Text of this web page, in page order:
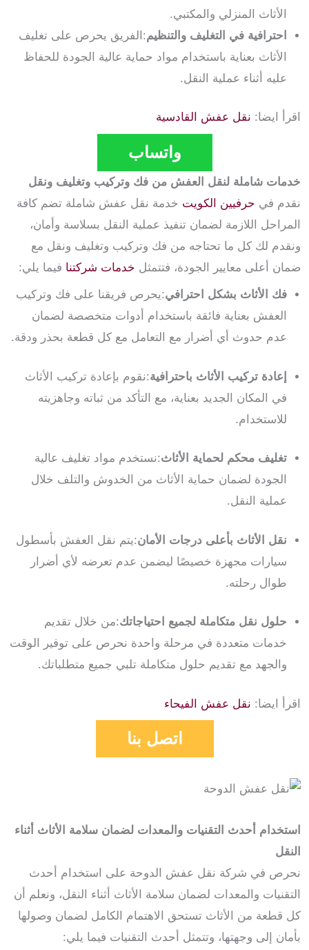
الأثاث المنزلي والمكتبي.
احترافية في التغليف والتنظيم:الفريق يحرص على تغليف
الأثاث بعناية باستخدام مواد حماية عالية الجودة للحفاظ
عليه أثناء عملية النقل.
اقرأ ايضا: نقل عفش القادسية
واتساب
خدمات شاملة لنقل العفش من فك وتركيب وتغليف ونقل
نقدم في حرفيين الكويت خدمة نقل عفش شاملة تضم كافة
المراحل اللازمة لضمان تنفيذ عملية النقل بسلاسة وأمان،
ونقدم لك كل ما تحتاجه من فك وتركيب وتغليف ونقل مع
ضمان أعلى معايير الجودة، فتتمثل خدمات شركتنا فيما يلي:
فك الأثاث بشكل احترافي:يحرص فريقنا على فك وتركيب
العفش بعناية فائقة باستخدام أدوات متخصصة لضمان
عدم حدوث أي أضرار مع التعامل مع كل قطعة بحذر ودقة.
إعادة تركيب الأثاث باحترافية:نقوم بإعادة تركيب الأثاث
في المكان الجديد بعناية، مع التأكد من ثباته وجاهزيته
للاستخدام.
تغليف محكم لحماية الأثاث:نستخدم مواد تغليف عالية
الجودة لضمان حماية الأثاث من الخدوش والتلف خلال
عملية النقل.
نقل الأثاث بأعلى درجات الأمان:يتم نقل العفش بأسطول
سيارات مجهزة خصيصًا ليضمن عدم تعرضه لأي أضرار
طوال رحلته.
حلول نقل متكاملة لجميع احتياجاتك:من خلال تقديم
خدمات متعددة في مرحلة واحدة نحرص على توفير الوقت
والجهد مع تقديم حلول متكاملة تلبي جميع متطلباتك.
اقرأ ايضا: نقل عفش الفيحاء
اتصل بنا
استخدام أحدث التقنيات والمعدات لضمان سلامة الأثاث أثناء
النقل
نحرص في شركة نقل عفش الدوحة على استخدام أحدث
التقنيات والمعدات لضمان سلامة الأثاث أثناء النقل، ونعلم أن
كل قطعة من الأثاث تستحق الاهتمام الكامل لضمان وصولها
بأمان إلى وجهتها، وتتمثل أحدث التقنيات فيما يلي: